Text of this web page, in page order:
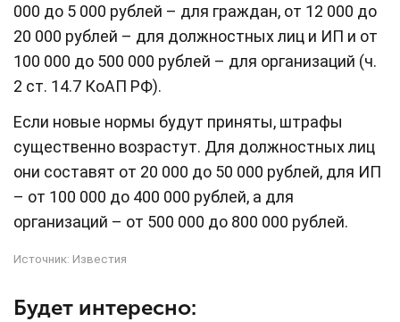
000 до 5 000 рублей – для граждан, от 12 000 до
20 000 рублей – для должностных лиц и ИП и от
100 000 до 500 000 рублей – для организаций (ч.
2 ст. 14.7 КоАП РФ).
Если новые нормы будут приняты, штрафы
существенно возрастут. Для должностных лиц
они составят от 20 000 до 50 000 рублей, для ИП
– от 100 000 до 400 000 рублей, а для
организаций – от 500 000 до 800 000 рублей.
Источник: Известия
Будет интересно: